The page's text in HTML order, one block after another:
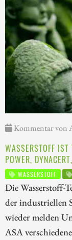
Kommentar von
WASSERSTOFF
POWER,
WASSERSTOFF
Die Wasserstoff-
der industriellen
wieder melden
ASA